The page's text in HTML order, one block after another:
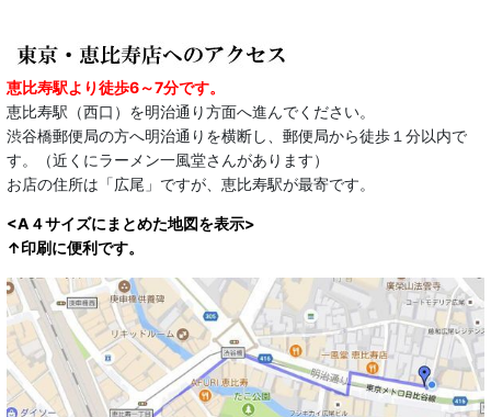
恵比寿駅より徒歩6～7分です。
恵比寿駅（西口）を明治通り方面へ進んでください。
渋谷橋郵便局の方へ明治通りを横断し、郵便局から徒歩１分以内で
す。（近くにラーメン一風堂さんがあります）
お店の住所は「広尾」ですが、恵比寿駅が最寄です。
<A４サイズにまとめた地図を表示>
↑印刷に便利です。